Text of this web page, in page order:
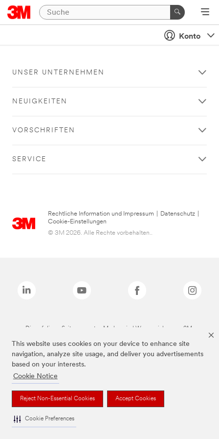
This website uses cookies on your device to enhance site
navigation, analyze site usage, and deliver you advertisements
based on your interests.
Cookie Notice
Reject Non-Essential Cookies Accept Cookies
Cookie Preferences
Konto
UNSER UNTERNEHMEN
NEUIGKEITEN
VORSCHRIFTEN
SERVICE
Rechtliche Information und Impressum Datenschutz
Cookie-Einstellungen
© 3M 2026. Alle Rechte vorbehalten..
Die auf dieser Seite genannten Marken sind Warenzeichen von 3M.